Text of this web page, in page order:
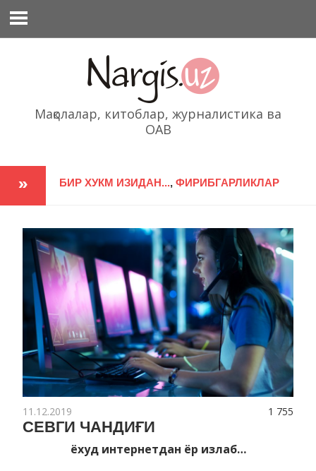
содержимому
Мақолалар, китоблар, журналистика ва
ОАВ
БИР ХУКМ ИЗИДАН..., ФИРИБГАРЛИКЛАР
1 755
11.12.2019
СЕВГИ ЧАНДИҒИ
ёхуд интернетдан ёр излаб…